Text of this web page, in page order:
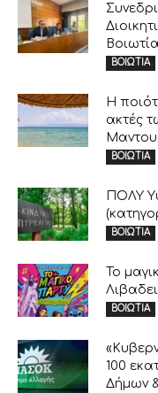
ΒΟΙΩΤΙΑ
Η
ακτές
ΒΟΙΩΤΙΑ
ΠΟΛΥ
ΒΟΙΩΤΙΑ
Το
ΒΟΙΩΤΙΑ
100
Δήμων